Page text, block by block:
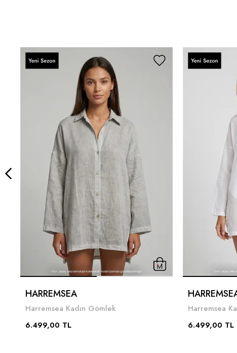
HARREMSEA
Harremsea Kadın Gömlek
6.499,00 TL
Harremsea
6.499,00 TL